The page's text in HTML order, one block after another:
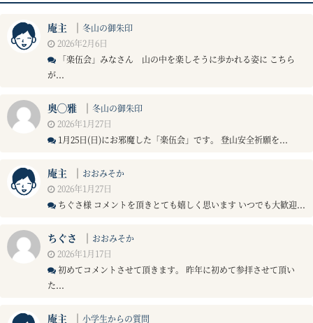
庵主 ｜ 冬山の御朱印
2026年2月6日
「楽伍会」みなさん 山の中を楽しそうに歩かれる姿に こちら
が...
奥◯雅 ｜ 冬山の御朱印
2026年1月27日
1月25日(日)にお邪魔した「楽伍会」です。 登山安全祈願を...
庵主 ｜ おおみそか
2026年1月27日
ちぐさ様 コメントを頂きとても嬉しく思います いつでも大歓迎...
ちぐさ ｜ おおみそか
2026年1月17日
初めてコメントさせて頂きます。 昨年に初めて参拝させて頂い
た...
庵主 ｜ 小学生からの質問